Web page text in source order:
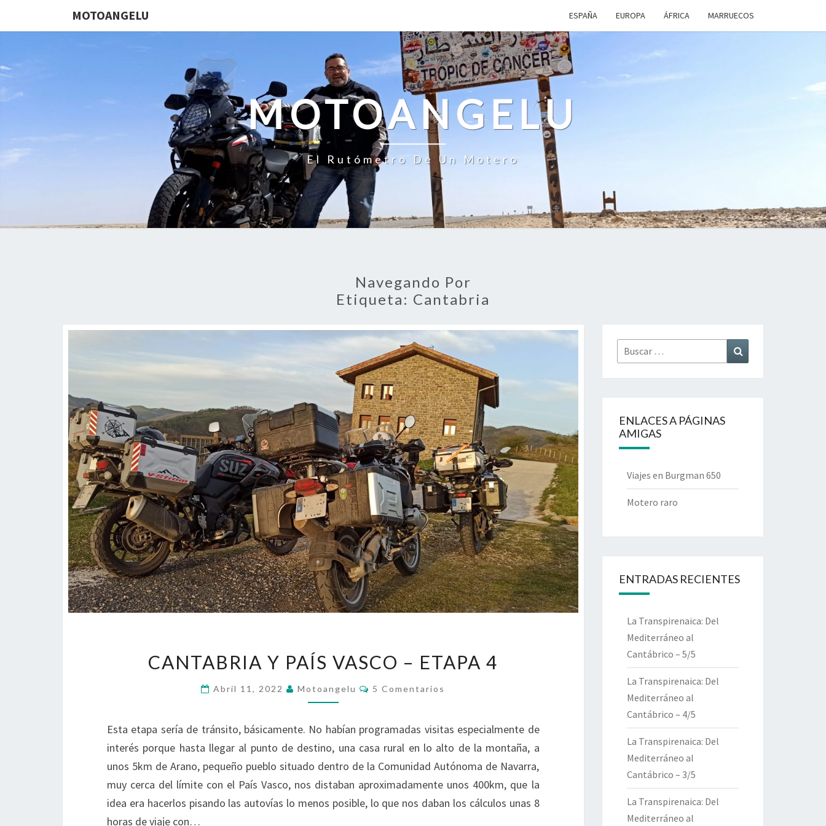
MOTOANGELU ESPAÑA EUROPA ÁFRICA MARRUECOS
MOTOANGELU
El Rutómetro De Un Motero
Navegando Por
Etiqueta: Cantabria
Y
PAÍS
VASCO
CANTABRIA Y PAÍS VASCO – ETAPA 4
Abril 11, 2022 Motoangelu Comentarios
5 Comentarios
Esta etapa sería de tránsito, básicamente. No habían programadas visitas especialmente de
interés porque hasta llegar al punto de destino, una casa rural en lo alto de la montaña, a
unos 5km de Arano, pequeño pueblo situado dentro de la Comunidad Autónoma de Navarra,
muy cerca del límite con el País Vasco, nos distaban aproximadamente unos 400km, que la
idea era hacerlos pisando las autovías lo menos posible, lo que nos daban los cálculos unas 8
horas de viaje con…
Buscar
por:
ENLACES A PÁGINAS
AMIGAS
Viajes en Burgman 650
Motero raro
ENTRADAS RECIENTES
La Transpirenaica: Del
Mediterráneo al
Cantábrico – 5/5
La Transpirenaica: Del
Mediterráneo al
Cantábrico – 4/5
La Transpirenaica: Del
Mediterráneo al
Cantábrico – 3/5
La Transpirenaica: Del
Mediterráneo al